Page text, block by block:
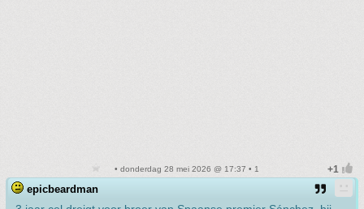
• donderdag 28 mei 2026 @ 17:37 • 1
epicbeardman